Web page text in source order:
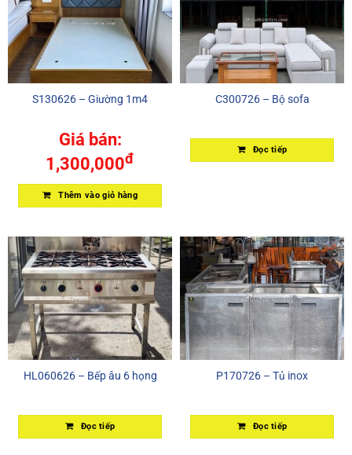
S130626 – Giường 1m4
Giá bán:
1,300,000đ
Thêm vào giỏ hàng
C300726 – Bộ sofa
Đọc tiếp
HL060626 – Bếp âu 6 họng
Đọc tiếp
P170726 – Tủ inox
Đọc tiếp